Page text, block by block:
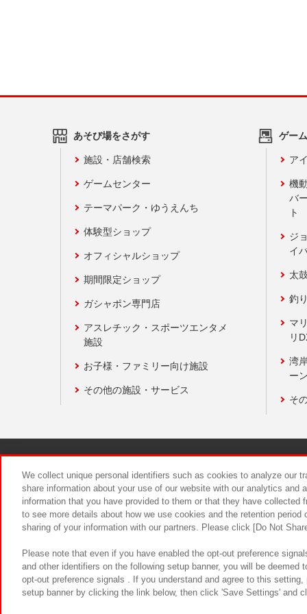
あそび場をさがす
施設・店舗検索
ゲームセンター
テーマパーク・ゆうえんち
体験型ショップ
オフィシャルショップ
期間限定ショップ
ガシャポン専門店
アスレチック・スポーツエンタメ
施設
お子様・ファミリー向け施設
その他の施設・サービス
ゲー
ア
機
バ
ト
ジ
イ
太
釣
マ
リ
湾
ー
そ
食品のご
We collect unique personal identifiers such as cookies to analyze our
share information about your use of our website with our analytics and
information that you have provided to them or that they have
to see more details about how we use cookies and the retention
sharing of your information with our partners. Please click [Do Not
Please note that even if you have enabled the opt-out preference
and other identifiers on the following setup banner, you will be
opt-out preference signals . If you understand and agree to this
setup banner by clicking the link below, then click 'Save Settings' and